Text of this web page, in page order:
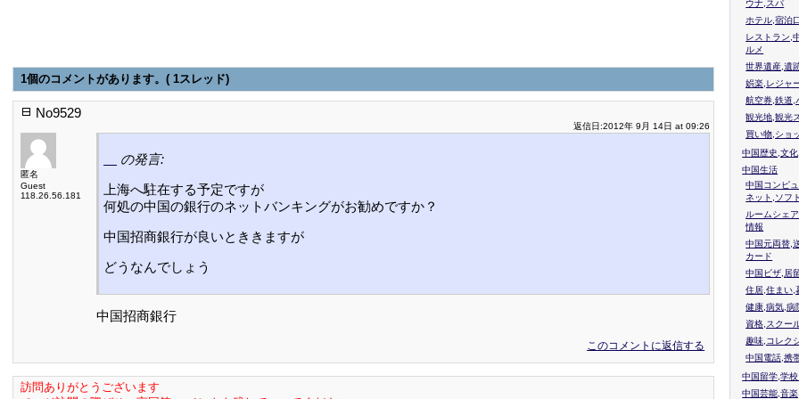
1個のコメントがあります。( 1スレッド)
No9529
返信日:2012年 9月 14日 at 09:26
匿名
Guest
118.26.56.181
の発言:
上海へ駐在する予定ですが
何処の中国の銀行のネットバンキングがお勧めですか？
中国招商銀行が良いとききますが
どうなんでしょう
中国招商銀行
このコメントに返信する
訪問ありがとうございます
ウナ,スパ
ホテル,宿泊
レストラン,
ルメ
世界遺産,遺
娯楽,レジャ
航空券,鉄道,
観光地,観光
買い物,ショ
中国歴史,文
中国生活
中国コンピ
ネット,ソフ
ルームシェ
情報
中国元両替,
カード
中国ビザ,居
住居,住まい,
健康,病気,病
資格,スクー
趣味,コレク
中国電話,携
中国留学,学
中国芸能,音